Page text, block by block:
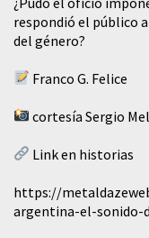
respondió el público
del género?
Franco G. Felice
cortesía Sergio
Link en historias
https://
argentina-el-sonido-